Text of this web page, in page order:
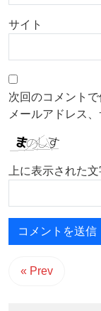
サイト
次回のコメント
メールアドレス
上に表示された文
« Prev